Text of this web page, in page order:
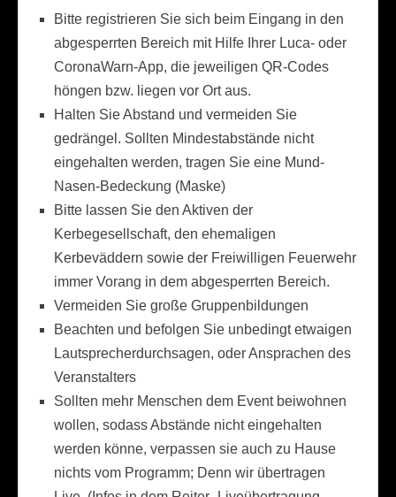
Bitte registrieren Sie sich beim Eingang in den
abgesperrten Bereich mit Hilfe Ihrer Luca- oder
CoronaWarn-App, die jeweiligen QR-Codes
höngen bzw. liegen vor Ort aus.
Halten Sie Abstand und vermeiden Sie
gedrängel. Sollten Mindestabstände nicht
eingehalten werden, tragen Sie eine Mund-
Nasen-Bedeckung (Maske)
Bitte lassen Sie den Aktiven der
Kerbegesellschaft, den ehemaligen
Kerbeväddern sowie der Freiwilligen Feuerwehr
immer Vorang in dem abgesperrten Bereich.
Vermeiden Sie große Gruppenbildungen
Beachten und befolgen Sie unbedingt etwaigen
Lautsprecherdurchsagen, oder Ansprachen des
Veranstalters
Sollten mehr Menschen dem Event beiwohnen
wollen, sodass Abstände nicht eingehalten
werden könne, verpassen sie auch zu Hause
nichts vom Programm; Denn wir übertragen